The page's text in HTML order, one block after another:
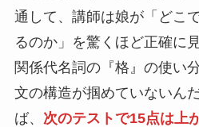
通して、講師は娘が「どこ
るのか」を驚くほど正確に
関係代名詞の『格』の使い
文の構造が掴めていないん
ば、 次のテストで15点は上